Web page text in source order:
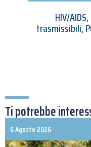
HIV/AIDS,
trasmissibili,
Ti potrebbe
6 Agosto 2026